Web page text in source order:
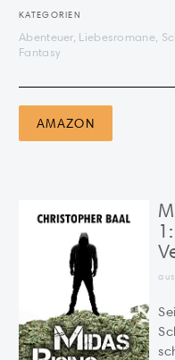
KATEGORIEN
Abenteuer, Liebesromane,
Fantasy
AMAZON